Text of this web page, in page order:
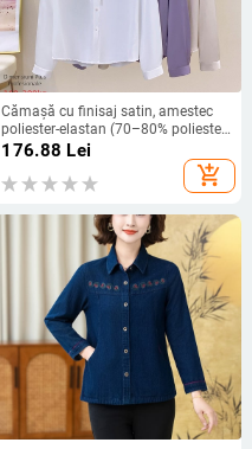
Cămașă cu finisaj satin, amestec
poliester-elastan (70–80% poliester,
<30% elastan), mâneci lungi, guler
de cămașă, stil office, primăvara
2025
176.88 Lei
add_shopping_cart